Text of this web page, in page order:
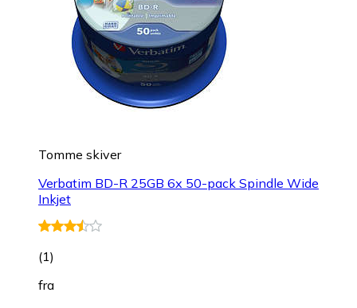
Tomme skiver
Verbatim BD-R 25GB 6x 50-pack Spindle Wide
Inkjet
(1)
fra